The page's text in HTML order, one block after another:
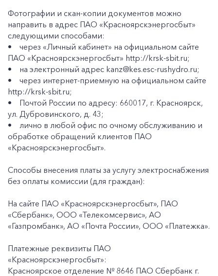
Фотографии и скан-копии документов можно
направить в адрес ПАО «Красноярскэнергосбыт»
следующими способами:
• через «Личный кабинет» на официальном сайте
ПАО «Красноярскэнергосбыт» http://krsk-sbit.ru;
• на электронный адрес kanz@kes.esc-rushydro.ru;
• через интернет-приемную на официальном сайте
http://krsk-sbit.ru;
• Почтой России по адресу: 660017, г. Красноярск,
ул. Дубровинского, д. 43;
• лично в любой офис по очному обслуживанию и
обработке обращений клиентов ПАО
«Красноярскэнергосбыт».
Способы внесения платы за услугу электроснабжения
без оплаты комиссии (для граждан):
На сайте ПАО «Красноярскэнергосбыт», ПАО
«Сбербанк», ООО «Телекомсервис», АО
«Газпромбанк», АО «Почта России», ООО «Платежка».
Платежные реквизиты ПАО
«Красноярскэнергосбыт»:
Красноярское отделение № 8646 ПАО Сбербанк г.